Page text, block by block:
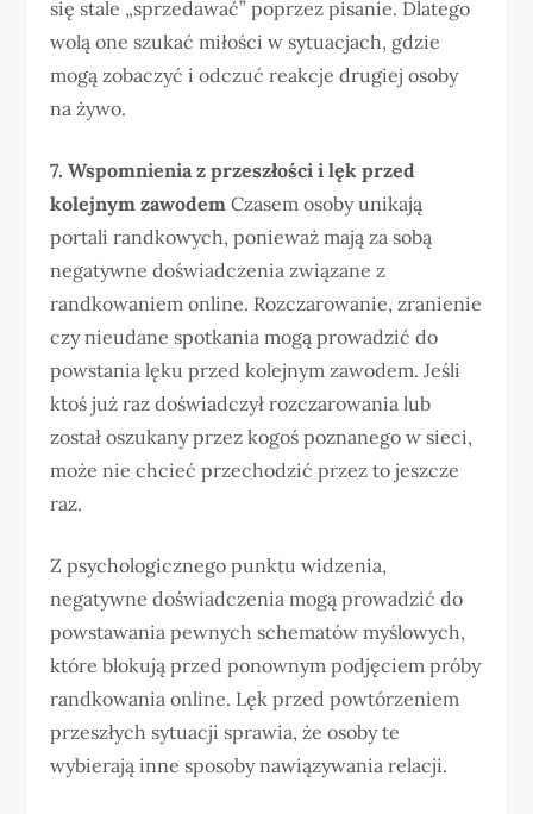
się stale „sprzedawać” poprzez pisanie. Dlatego
wolą one szukać miłości w sytuacjach, gdzie
mogą zobaczyć i odczuć reakcje drugiej osoby
na żywo.
7. Wspomnienia z przeszłości i lęk przed
kolejnym zawodem Czasem osoby unikają
portali randkowych, ponieważ mają za sobą
negatywne doświadczenia związane z
randkowaniem online. Rozczarowanie, zranienie
czy nieudane spotkania mogą prowadzić do
powstania lęku przed kolejnym zawodem. Jeśli
ktoś już raz doświadczył rozczarowania lub
został oszukany przez kogoś poznanego w sieci,
może nie chcieć przechodzić przez to jeszcze
raz.
Z psychologicznego punktu widzenia,
negatywne doświadczenia mogą prowadzić do
powstawania pewnych schematów myślowych,
które blokują przed ponownym podjęciem próby
randkowania online. Lęk przed powtórzeniem
przeszłych sytuacji sprawia, że osoby te
wybierają inne sposoby nawiązywania relacji.